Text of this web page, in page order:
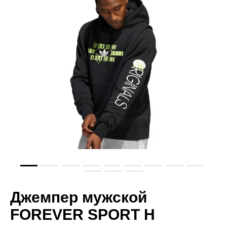
Джемпер мужской
FOREVER SPORT H